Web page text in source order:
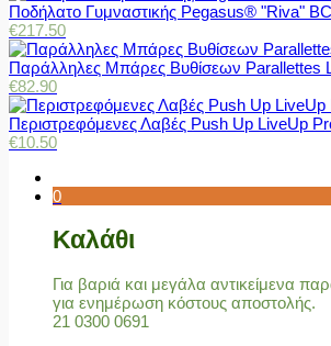
Ποδήλατο Γυμναστικής Pegasus® "Riva"
€217.50
Παράλληλες Μπάρες Βυθίσεων Parallettes
€82.90
Περιστρεφόμενες Λαβές Push Up LiveUp
€10.50
0
Καλάθι
Για βαριά και μεγάλα αντικείμενα
για ενημέρωση κόστους αποστολής.
21 0300 0691